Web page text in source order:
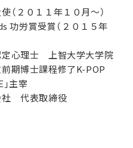
（２０１１年１０月～）
労賞受賞（２０１５年
心理士 上智大学大学院
期博士課程修了K-POP
」主宰
社 代表取締役